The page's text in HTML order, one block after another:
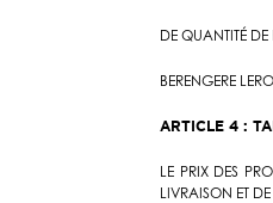
DE QUANTITÉ
BERENGERE
ARTICLE 4 :
LE PRIX DES
LIVRAISON ET